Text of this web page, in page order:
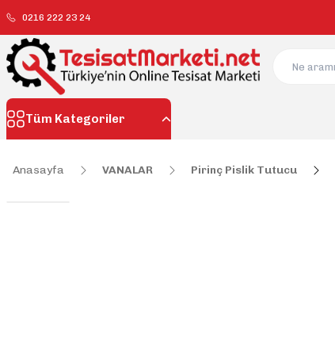
0216 222 23 24
Tüm Kategoriler
Anasayfa VANALAR Pirinç Pislik Tutucu